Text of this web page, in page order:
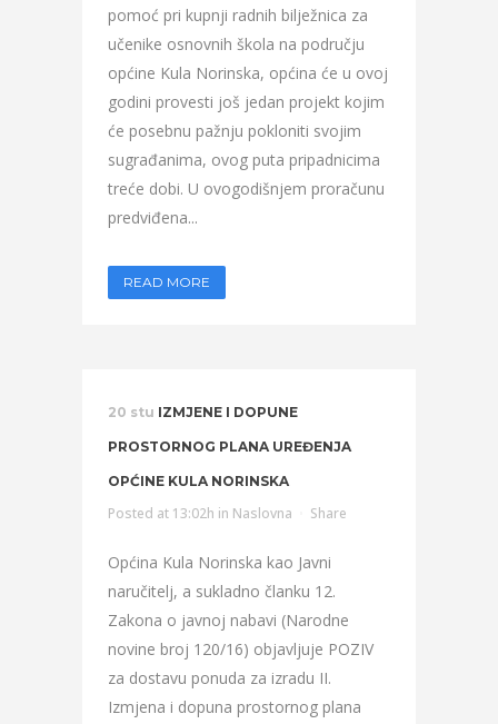
pomoć pri kupnji radnih bilježnica za
učenike osnovnih škola na području
općine Kula Norinska, općina će u ovoj
godini provesti još jedan projekt kojim
će posebnu pažnju pokloniti svojim
sugrađanima, ovog puta pripadnicima
treće dobi. U ovogodišnjem proračunu
predviđena...
READ MORE
20 stu IZMJENE I DOPUNE
PROSTORNOG PLANA UREĐENJA
OPĆINE KULA NORINSKA
Posted at 13:02h in Naslovna Share
Općina Kula Norinska kao Javni
naručitelj, a sukladno članku 12.
Zakona o javnoj nabavi (Narodne
novine broj 120/16) objavljuje POZIV
za dostavu ponuda za izradu II.
Izmjena i dopuna prostornog plana